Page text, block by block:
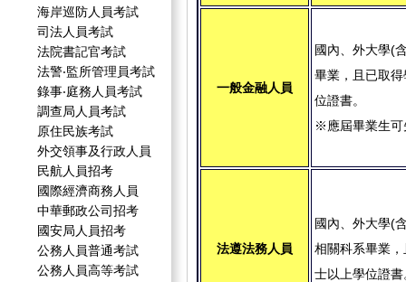
海岸巡防人員考試
司法人員考試
法院書記官考試
法警‧監所管理員考試
錄事‧庭務人員考試
調查局人員考試
原住民族考試
外交領事及行政人員
民航人員招考
國際經濟商務人員
中華郵政公司招考
國安局人員招考
公務人員普通考試
公務人員高等考試
一般金融人員
國內、外大學(
畢業，且已取
位證書。
※應屆畢業生可
法遵法務人員
國內、外大學(
相關科系畢業
士以上學位證書